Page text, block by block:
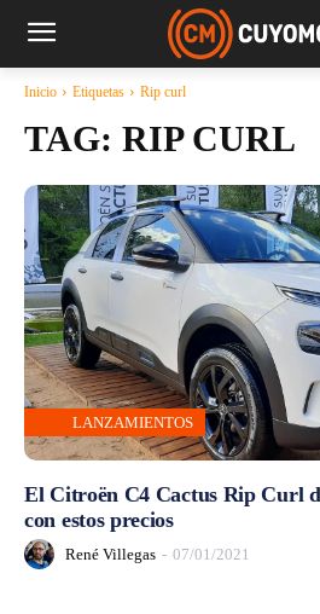
Inicio Etiquetas Rip curl
TAG: RIP CURL
LANZAMIENTOS
El Citroën C4 Cactus Rip Curl
con estos precios
René Villegas - 07/01/2021